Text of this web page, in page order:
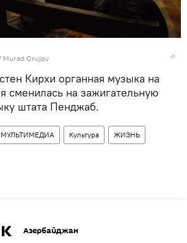
Murad Orujov
Кирхи органная музыка на
сменилась на зажигательную
штата Пенджаб.
МУЛЬТИМЕДИА Культура ЖИЗНЬ
Азербайджан